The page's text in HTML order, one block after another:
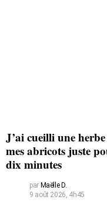
J’ai cueilli une
mes abricots juste
dix minutes
par Maëlle D.
9 août 2026, 4h45